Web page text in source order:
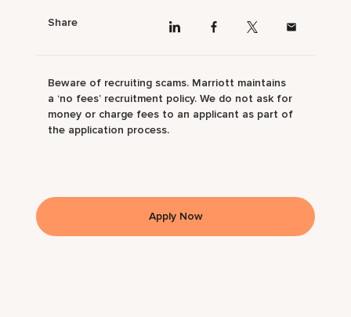
Share
Beware of recruiting scams. Marriott maintains
a ‘no fees’ recruitment policy. We do not ask for
money or charge fees to an applicant as part of
the application process.
Apply Now